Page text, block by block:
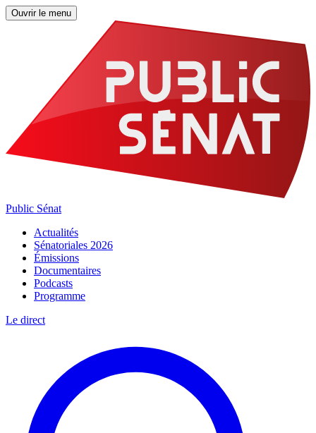
Ouvrir le menu
Public Sénat
Actualités
Sénatoriales 2026
Émissions
Documentaires
Podcasts
Programme
Le direct